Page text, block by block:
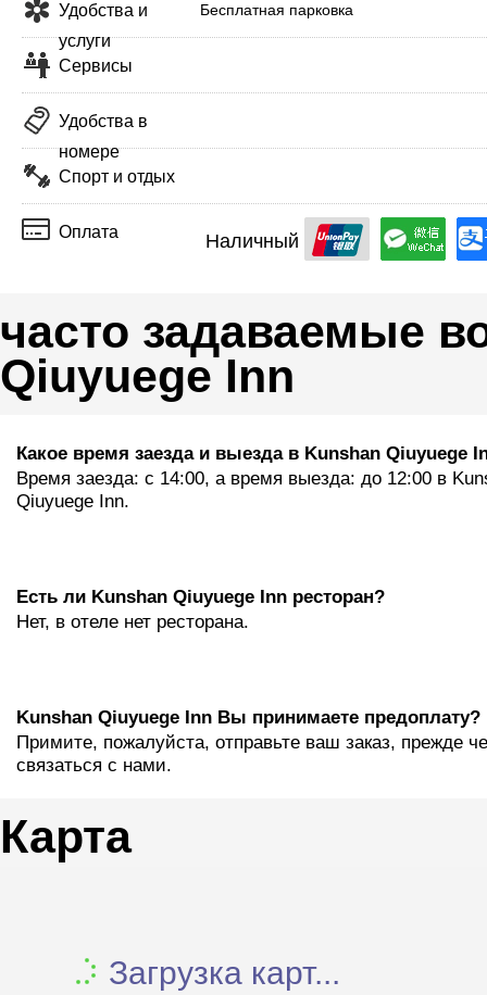
Удобства и
услуги
Бесплатная парковка
Сервисы
Удобства в
номере
Спорт и отдых
Оплата Наличный
часто задаваемые
Qiuyuege Inn
Какое время заезда и выезда в Kunshan Qiuyuege
Время заезда: с 14:00, а время выезда: до 12:00 в
Qiuyuege Inn.
Eсть ли Kunshan Qiuyuege Inn ресторан?
Нет, в отеле нет ресторана.
Kunshan Qiuyuege Inn Вы принимаете предоплату?
Примите, пожалуйста, отправьте ваш заказ, прежде
связаться с нами.
Карта
Загрузка карт...